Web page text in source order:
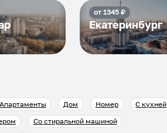
от 1345₽
Екатеринбург
Дом Номер
С кухней
Со стиральной машиной